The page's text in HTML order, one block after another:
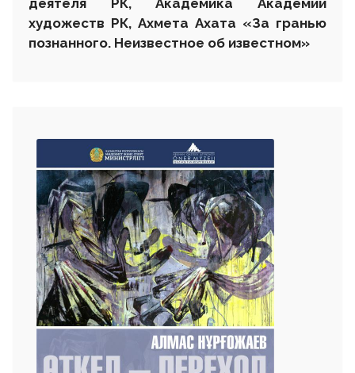
деятеля РК, Академика Академии
художеств РК, Ахмета Ахата «За гранью
познанного. Неизвестное об известном»